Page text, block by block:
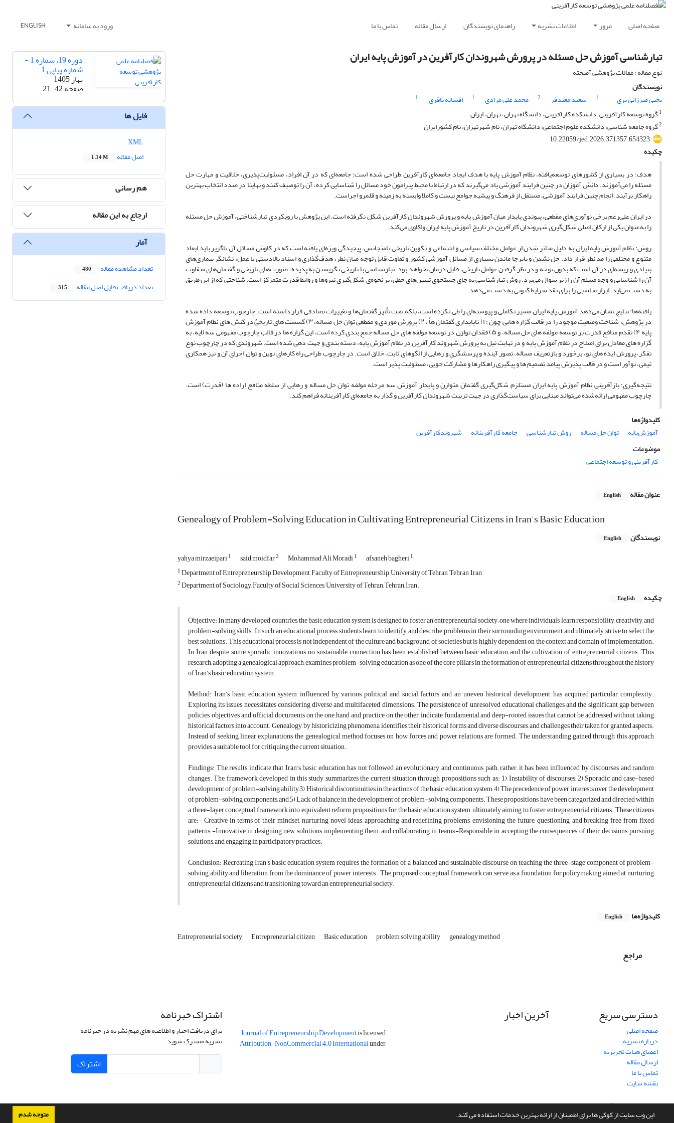
این وب سایت از کوکی ها برای اطمینان از ارائه بهترین خدمات استفاده می کند. متوجه شدم
صفحه اصلی مرور اطلاعات نشریه راهنمای نویسندگان ارسال مقاله تماس با ما ورود به سامانه ENGLISH
تبارشناسی آموزش حل مسئله در پرورش شهروندان کارآفرین در آموزش پایه ایران
نوع مقاله : مقالات پژوهشی آمیخته
نویسندگان
یحیی میرزائی پری
1 سعید معیدفر 2 محمد علی مرادی 1 افسانه باقری
1
1گروه توسعه کارآفرینی، دانشکده کارآفرینی، دانشگاه تهران، تهران، ایران
2گروه جامعه شناسی، دانشکده علوم اجتماعی، دانشگاه تهران، نام شهرتهران، نام کشورایران
10.22059/jed.2026.371357.654323
چکیده
هدف: در بسیاری از کشورهای توسعه‌یافته، نظام آموزش پایه با هدف ایجاد جامعه‌ای کارآفرین طراحی شده است؛ جامعه‌ای که در آن افراد، مسئولیت‌پذیری، خلاقیت و مهارت حل
مسئله را می‌آموزند. دانش آموزان در چنین فرایند آموزشی یاد می‌گیرند که در ارتباط با محیط پیرامون خود مسائل را شناسایی کرده، آن را توصیف کنند و نهایتا در صدد انتخاب بهترین
راهکار برآیند. انجام چنین فرایند آموزشی، مستقل از فرهنگ و پیشیه جوامع نیست و کاملا وابسته به زمینه و قلمرو اجراست.
در ایران علی‌رغم برخی نوآوری‌های مقطعی، پیوندی پایدار میان آموزش پایه و پرورش شهروندان کارآفرین شکل نگرفته است. این پژوهش با رویکردی تبارشناختی، آموزش حل مسئله
را به‌عنوان یکی از ارکان اصلی شکل‌گیری شهروندان کارآفرین در تاریخ آموزش پایه ایران واکاوی می‌کند.
روش: نظام آموزش پایه ایران به دلیل متاثر شدن از عوامل مختلف سیاسی و اجتماعی و تکوین تاریخی نامتجانس، پیچیدگی ویژه‌ای یافته است که در کاوش مسائل آن ناگزیر باید ابعاد
متنوع و مختلفی را مد نظر قرار داد. حل نشدن و پابرجا ماندن بسیاری از مسائل آموزشی کشور و تفاوت قابل توجه میان نظر، هدف‌گذاری و اسناد بالادستی با عمل، نشانگر بیماری‌های
بنیادی و ریشه‌ای در آن است که بدون توجه و در نظر گرفتن عوامل تاریخی، قابل درمان نخواهد بود. تبارشناسی با تاریخی نگریستن به پدیده، صورت‌های تاریخی و گفتمان‌‌های متفاوت
آن را شناسایی و وجه مسلم آن را زیر سوال می‌برد. روش تبارشناسی به جای جستجوی تبیین‌های خطی، بر نحوه‌ی شکل‌گیری نیروها و روابط قدرت متمرکز است. شناختی که از این طریق
به دست می‌اید، ابزار مناسبی را برای نقد شرایط کنونی به دست می‌دهد.
یافته‌ها: نتایج نشان می‌دهد آموزش پایه ایران مسیر تکاملی و پیوسته‌ای را طی نکرده است، بلکه تحت تأثیر گفتمان‌ها و تغییرات تصادفی قرار داشته است. چارچوب توسعه داده شده
در پژوهش، شناخت وضعیت موجود را در قالب گزاره هایی چون ؛ ۱) ناپایداری گفتمان هاُ ، ۲) پرورش موردی و مقطعی توان حل مساله، ۳) گسست های تاریخیُ در کنش های نظام آموزش
پایه ۴) تقدم منافع قدرت بر توسعه مولفه های حل مساله، و ۵) فقدان توازن در توسعه مولفه های حل مساله جمع بندی کرده است، این گزاره ها در قالب چارچوب مفهومی سه لایه، به
گزاره های معادل برای اصلاح در نظام آموزش پایه و در نهایت نیل به پرورش شهروند کارآفرین در نظام آموزش پایه، دسته بندی و جهت دهی شده است. شهروندی که در چارچوب نوع
تفکر، پرورش ایده های نو، برخورد و بازتعریف مساله، تصور آینده و پرسشگری و رهایی از الگوهای ثابت، خلاق است. در چارچوب طراحی راه کارهای نوین و توان اجرای آن و نیز همکاری
تیمی، نوآور است و در قالب پذیرش پیامد تصمیم ها و پیگیری راهکارها و مشارکت جویی، مسئولیت پذیر است.
نتیجه‌گیری: بازآفرینی نظام آموزش پایه ایران مستلزم شکل‌گیری گفتمان متوازن و پایدار آموزش سه مرحله مولفه توان حل مساله و رهایی از سلطه منافع اراده ها (قدرت) است.
چارچوب مفهومی ارائه‌شده می‌تواند مبنایی برای سیاست‌گذاری در جهت تربیت شهروندان کارآفرین و گذار به جامعه‌ای کارآفرینانه فراهم کند.
کلیدواژه‌ها
آموزش‌پایه
توان حل مساله روش تبارشناسی جامعه کارآفرینانه
شهروندکارآفرین
موضوعات
کارآفرینی و توسعه اجتماعی
عنوان مقاله English
Genealogy of Problem-Solving Education in Cultivating Entrepreneurial Citizens in Iran's Basic Education
نویسندگان English
yahya mirzaeipari1 said moidfar2 Mohammad Ali Moradi1 afsaneh bagheri1
1Department of Entrepreneurship Development, Faculty of Entrepreneurship, University of Tehran, Tehran, Iran
2Department of Sociology, Faculty of Social Sciences, University of Tehran, Tehran, Iran.
چکیده
English
Objective: In many developed countries, the basic education system is designed to foster an entrepreneurial society; one where individuals learn responsibility, creativity, and
problem-solving skills. In such an educational process, students learn to identify and describe problems in their surrounding environment and ultimately strive to select the
best solutions. This educational process is not independent of the culture and background of societies but is highly dependent on the context and domain of implementation.
In Iran, despite some sporadic innovations, no sustainable connection has been established between basic education and the cultivation of entrepreneurial citizens. This
research, adopting a genealogical approach, examines problem-solving education as one of the core pillars in the formation of entrepreneurial citizens throughout the history
of Iran’s basic education system.
Method: Iran’s basic education system, influenced by various political and social factors and an uneven historical development, has acquired particular complexity.
Exploring its issues necessitates considering diverse and multifaceted dimensions. The persistence of unresolved educational challenges and the significant gap between
policies, objectives, and official documents on the one hand, and practice on the other, indicate fundamental and deep-rooted issues that cannot be addressed without taking
historical factors into account. Genealogy, by historicizing phenomena, identifies their historical forms and diverse discourses, and challenges their taken for granted aspects.
Instead of seeking linear explanations, the genealogical method focuses on how forces and power relations are formed. The understanding gained through this approach
provides a suitable tool for critiquing the current situation.
Findings: The results indicate that Iran’s basic education has not followed an evolutionary and continuous path; rather, it has been influenced by discourses and random
changes. The framework developed in this study summarizes the current situation through propositions such as: 1) Instability of discourses, 2) Sporadic and case-based
development of problem-solving ability,3) Historical discontinuities in the actions of the basic education system, 4) The precedence of power interests over the development
of problem-solving components, and 5) Lack of balance in the development of problem-solving components. These propositions have been categorized and directed within
a three-layer conceptual framework into equivalent reform propositions for the basic education system, ultimately aiming to foster entrepreneurial citizens. These citizens
are:- Creative in terms of their mindset, nurturing novel ideas, approaching and redefining problems, envisioning the future, questioning, and breaking free from fixed
patterns.-Innovative in designing new solutions, implementing them, and collaborating in teams,-Responsible in accepting the consequences of their decisions, pursuing
solutions, and engaging in participatory practices.
Conclusion: Recreating Iran’s basic education system requires the formation of a balanced and sustainable discourse on teaching the three-stage component of problem-
solving ability and liberation from the dominance of power interests . The proposed conceptual framework can serve as a foundation for policymaking aimed at nurturing
entrepreneurial citizens and transitioning toward an entrepreneurial society.
کلیدواژه‌ها English
Entrepreneurial society Entrepreneurial‌ citizen Basic education problem solving ability genealogy method
مراجع
دوره 19، شماره 1 -
شماره پیاپی 1
بهار 1405
صفحه21-42
فایل ها
اصل مقاله
1.14 M
هم رسانی
ارجاع به این مقاله
آمار
تعداد مشاهده مقاله 480
تعداد دریافت فایل اصل مقاله 315
دسترسی سریع
صفحه اصلی
درباره نشریه
اعضای هیات تحریریه
ارسال مقاله
تماس با ما
نقشه سایت
آخرین اخبار
Journal of Entrepreneurship Developmentis licensed
under
Attribution-NonCommercial 4.0 International
اشتراک خبرنامه
برای دریافت اخبار و اطلاعیه های مهم نشریه در خبرنامه
نشریه مشترک شوید.
اشتراک
سامانه مدیریت نشریات علمی.طراحی و پیاده سازی ازسیناوب